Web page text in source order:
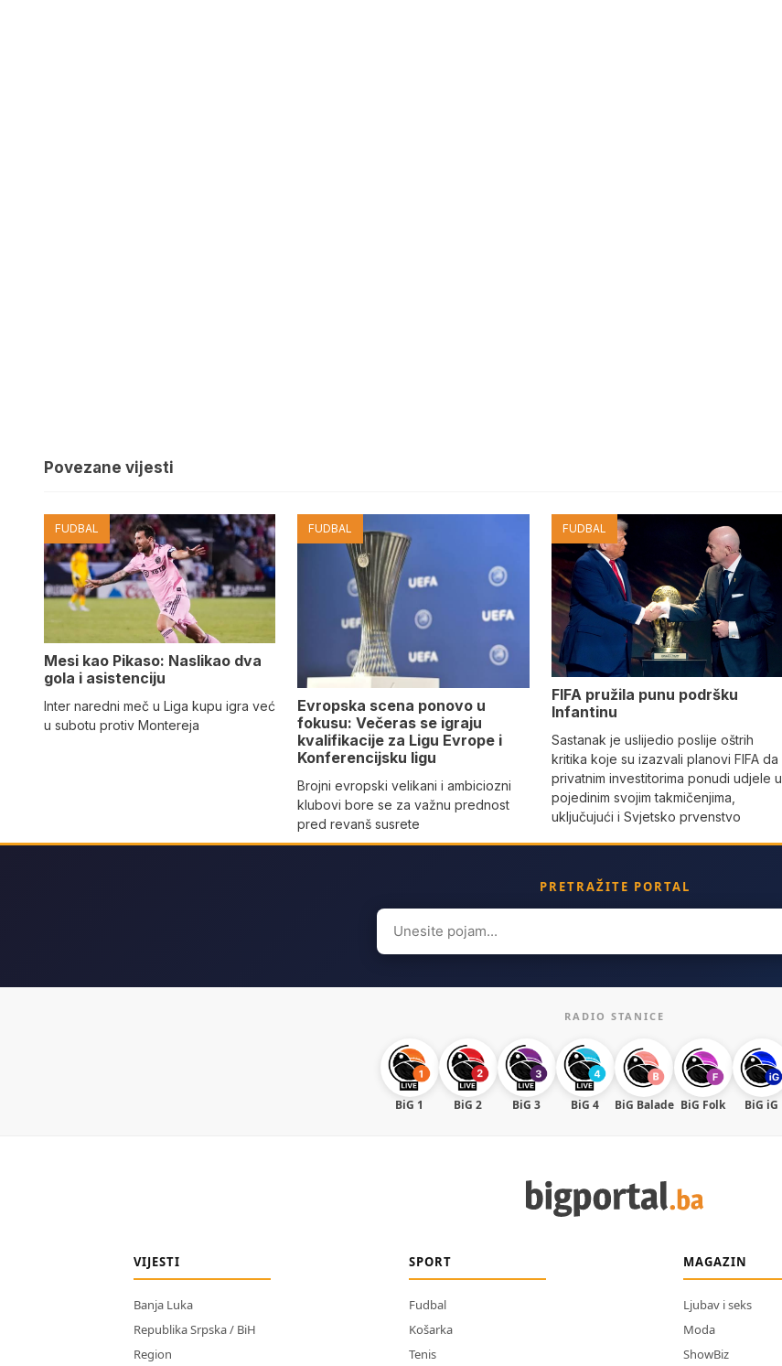
Povezane vijesti
FUDBAL
Mesi kao Pikaso: Naslikao dva
gola i asistenciju
Inter naredni meč u Liga kupu igra već
u subotu protiv Montereja
FUDBAL
Evropska scena ponovo u
fokusu: Večeras se igraju
kvalifikacije za Ligu Evrope i
Konferencijsku ligu
Brojni evropski velikani i ambiciozni
klubovi bore se za važnu prednost
pred revanš susrete
FUDBAL
FIFA pružila punu podršku
Infantinu
Sastanak je uslijedio poslije oštrih
kritika koje su izazvali planovi FIFA da
privatnim investitorima ponudi udjele u
pojedinim svojim takmičenjima,
uključujući i Svjetsko prvenstvo
PRETRAŽITE PORTAL
Search
for:
RADIO STANICE
BiG 1 BiG 2 BiG 3 BiG 4 BiG Balade BiG Folk BiG iG
VIJESTI
Banja Luka
Republika Srpska / BiH
Region
SPORT
Fudbal
Košarka
Tenis
MAGAZIN
Ljubav i seks
Moda
ShowBiz